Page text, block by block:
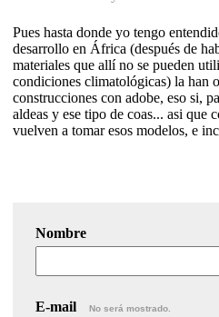
Pues hasta donde yo tengo
desarrollo en África (después de
materiales que allí no se pueden
condiciones climatológicas) la han
construcciones con adobe, eso si,
aldeas y ese tipo de coas... asi que
vuelven a tomar esos modelos, e
Nombre
E-mail No será mostrado.